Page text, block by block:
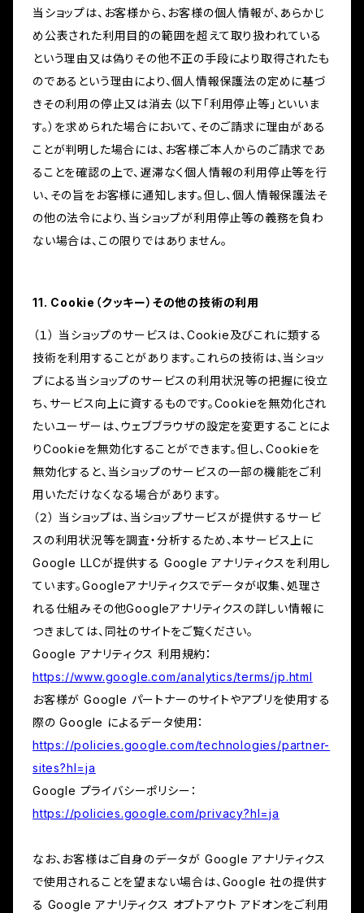
当ショップは、お客様から、お客様の個人情報が、あらかじ
め公表された利用目的の範囲を超えて取り扱われている
という理由又は偽りその他不正の手段により取得されたも
のであるという理由により、個人情報保護法の定めに基づ
きその利用の停止又は消去（以下「利用停止等」といいま
す。）を求められた場合において、そのご請求に理由がある
ことが判明した場合には、お客様ご本人からのご請求であ
ることを確認の上で、遅滞なく個人情報の利用停止等を行
い、その旨をお客様に通知します。但し、個人情報保護法そ
の他の法令により、当ショップが利用停止等の義務を負わ
ない場合は、この限りではありません。
11. Cookie（クッキー）その他の技術の利用
（１） 当ショップのサービスは、Cookie及びこれに類する
技術を利用することがあります。これらの技術は、当ショッ
プによる当ショップのサービスの利用状況等の把握に役立
ち、サービス向上に資するものです。Cookieを無効化され
たいユーザーは、ウェブブラウザの設定を変更することによ
りCookieを無効化することができます。但し、Cookieを
無効化すると、当ショップのサービスの一部の機能をご利
用いただけなくなる場合があります。
（２） 当ショップは、当ショップサービスが提供するサービ
スの利用状況等を調査・分析するため、本サービス上に
Google LLCが提供する Google アナリティクスを利用し
ています。Googleアナリティクスでデータが収集、処理さ
れる仕組みその他Googleアナリティクスの詳しい情報に
つきましては、同社のサイトをご覧ください。
Google アナリティクス 利用規約：
https://www.google.com/analytics/terms/jp.html
お客様が Google パートナーのサイトやアプリを使用する
際の Google によるデータ使用：
https://policies.google.com/technologies/partner-
sites?hl=ja
Google プライバシーポリシー：
https://policies.google.com/privacy?hl=ja
なお、お客様はご自身のデータが Google アナリティクス
で使用されることを望まない場合は、Google 社の提供す
る Google アナリティクス オプトアウト アドオンをご利用